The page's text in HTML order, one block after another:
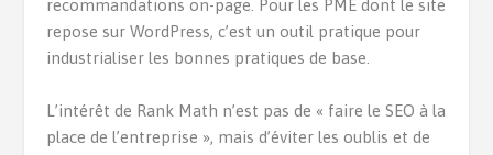
recommandations on-page. Pour les PME dont le site
repose sur WordPress, c’est un outil pratique pour
industrialiser les bonnes pratiques de base.
L’intérêt de Rank Math n’est pas de « faire le SEO à la
place de l’entreprise », mais d’éviter les oublis et de